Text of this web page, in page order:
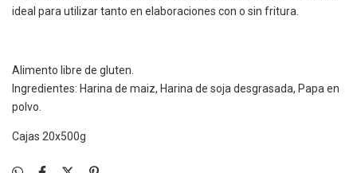
ideal para utilizar tanto en elaboraciones con o sin fritura.
Alimento libre de gluten.
Ingredientes: Harina de maiz, Harina de soja desgrasada, Papa en
polvo.
Cajas 20x500g